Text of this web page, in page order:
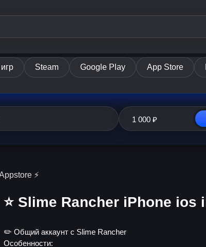
Steam Google Play App Store
⚡️
⭐️ Slime Rancher iPhone ios
✏️ Общий аккаунт с Slime Rancher
Особенности: